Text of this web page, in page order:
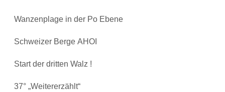
Wanzenplage in der Po Ebene
Schweizer Berge AHOI
Start der dritten Walz !
37° „Weitererzählt“